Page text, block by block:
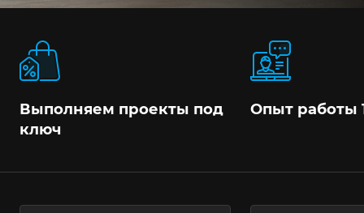
Выполняем проекты под
ключ
Опыт работы